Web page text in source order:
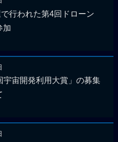
行われた第4回ドローン
加
宇宙開発利用大賞」の募集